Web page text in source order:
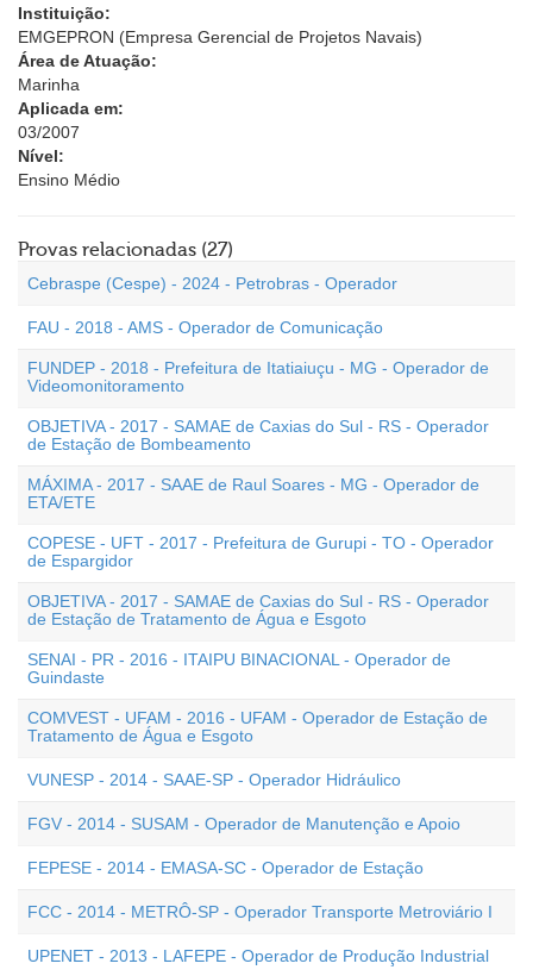
Instituição:
EMGEPRON (Empresa Gerencial de Projetos Navais)
Área de Atuação:
Marinha
Aplicada em:
03/2007
Nível:
Ensino Médio
Provas relacionadas (27)
Cebraspe (Cespe) - 2024 - Petrobras - Operador
FAU - 2018 - AMS - Operador de Comunicação
FUNDEP - 2018 - Prefeitura de Itatiaiuçu - MG - Operador de
Videomonitoramento
OBJETIVA - 2017 - SAMAE de Caxias do Sul - RS - Operador
de Estação de Bombeamento
MÁXIMA - 2017 - SAAE de Raul Soares - MG - Operador de
ETA/ETE
COPESE - UFT - 2017 - Prefeitura de Gurupi - TO - Operador
de Espargidor
OBJETIVA - 2017 - SAMAE de Caxias do Sul - RS - Operador
de Estação de Tratamento de Água e Esgoto
SENAI - PR - 2016 - ITAIPU BINACIONAL - Operador de
Guindaste
COMVEST - UFAM - 2016 - UFAM - Operador de Estação de
Tratamento de Água e Esgoto
VUNESP - 2014 - SAAE-SP - Operador Hidráulico
FGV - 2014 - SUSAM - Operador de Manutenção e Apoio
FEPESE - 2014 - EMASA-SC - Operador de Estação
FCC - 2014 - METRÔ-SP - Operador Transporte Metroviário I
UPENET - 2013 - LAFEPE - Operador de Produção Industrial